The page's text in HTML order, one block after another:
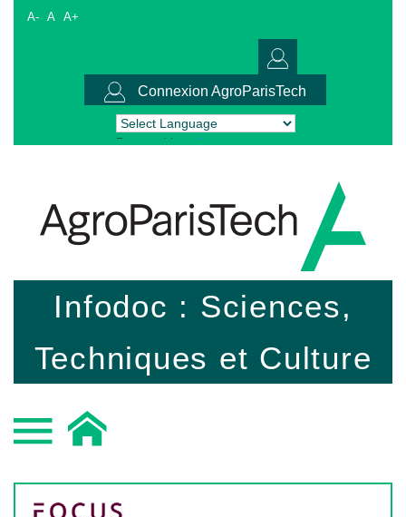
A- A A+
Connexion AgroParisTech
Powered by Translate
Infodoc : Sciences,
Techniques et Culture